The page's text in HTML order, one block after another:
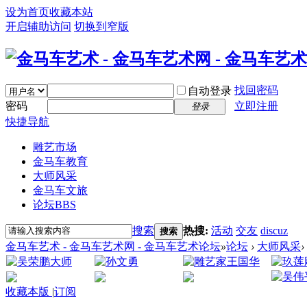
设为首页收藏本站
开启辅助访问 切换到窄版
自动登录 找回密码
密码
登录
立即注册
快捷导航
雕艺市场
金马车教育
大师风采
金马车文旅
论坛BBS
搜索 搜索 热搜: 活动 交友 discuz
金马车艺术 - 金马车艺术网 - 金马车艺术论坛»论坛 › 大师风采›
收藏本版 |订阅